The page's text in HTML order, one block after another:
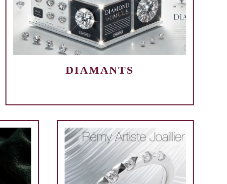
DIAMANTS